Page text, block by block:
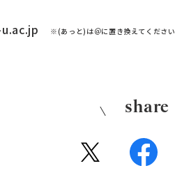
u.ac.jp
※(あっと)は＠に置き換えてください
share